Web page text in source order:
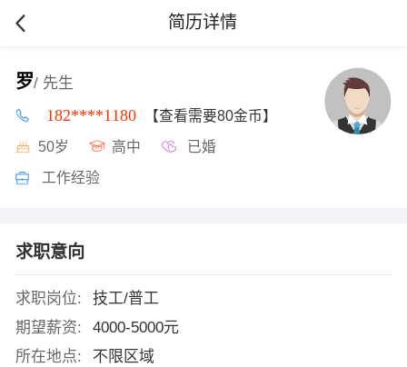
简历详情
罗/ 先生
182****1180 【查看需要80金币】
50岁 高中 已婚
工作经验
求职意向
求职岗位:
技工/普工
期望薪资:
4000-5000元
所在地点:
不限区域